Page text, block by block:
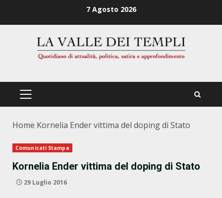
7 Agosto 2026
PRIMÄRES
Home Kornelia Ender vittima del doping di Stato
Comunicati Stampa
Kornelia Ender vittima del doping di Stato
29 Luglio 2016